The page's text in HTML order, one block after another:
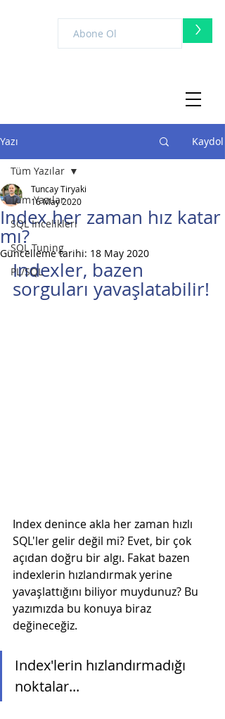
>
Yazı Kaydol
Tüm Yazılar
SQL İncelikleri
SQL Tuning
PL/SQL
Tüm Yazılar
Index her zaman hız katar
mı?
Tuncay Tiryaki
16 May 2020
Güncelleme tarihi: 18 May 2020
Indexler, bazen
sorguları yavaşlatabilir!
Index denince akla her zaman hızlı
SQL'ler gelir değil mi? Evet, bir çok
açıdan doğru bir algı. Fakat bazen
indexlerin hızlandırmak yerine
yavaşlattığını biliyor muydunuz? Bu
yazımızda bu konuya biraz
değineceğiz.
Index'lerin hızlandırmadığı
noktalar...